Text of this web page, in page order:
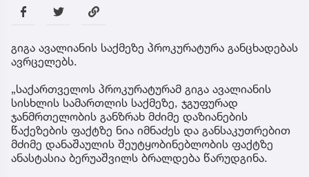
გიგა ავალიანის საქმეზე პროკურატურა განცხადებას
ავრცელებს.
„საქართველოს პროკურატურამ გიგა ავალიანის
სისხლის სამართლის საქმეზე, ჯგუფურად
ჯანმრთელობის განზრახ მძიმე დაზიანების
წაქეზების ფაქტზე ნია იმნაძეს და განსაკუთრებით
მძიმე დანაშაულის შეუტყობინებლობის ფაქტზე
ანასტასია ბერუაშვილს ბრალდება წარუდგინა.